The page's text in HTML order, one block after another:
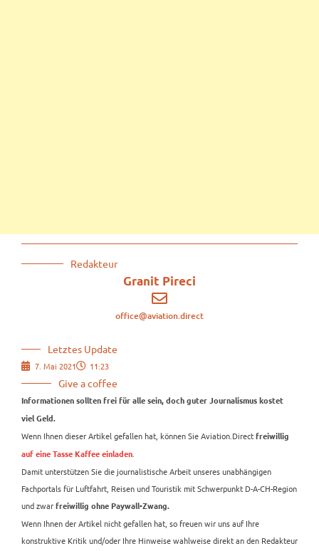
Redakteur
Granit Pireci
office@aviation.direct
Letztes Update
7. Mai 2021 11:23
Give a coffee
Informationen sollten frei für alle sein, doch guter Journalismus kostet
viel Geld.
Wenn Ihnen dieser Artikel gefallen hat, können Sie Aviation.Direct freiwillig
auf eine Tasse Kaffee einladen.
Damit unterstützen Sie die journalistische Arbeit unseres unabhängigen
Fachportals für Luftfahrt, Reisen und Touristik mit Schwerpunkt D-A-CH-Region
und zwar freiwillig ohne Paywall-Zwang.
Wenn Ihnen der Artikel nicht gefallen hat, so freuen wir uns auf Ihre
konstruktive Kritik und/oder Ihre Hinweise wahlweise direkt an den Redakteur